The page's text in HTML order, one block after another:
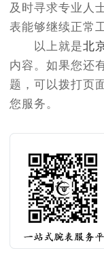
及时寻求专业人
表能够继续正常
以上就是北
内容。如果您还
题，可以拨打页
您服务。